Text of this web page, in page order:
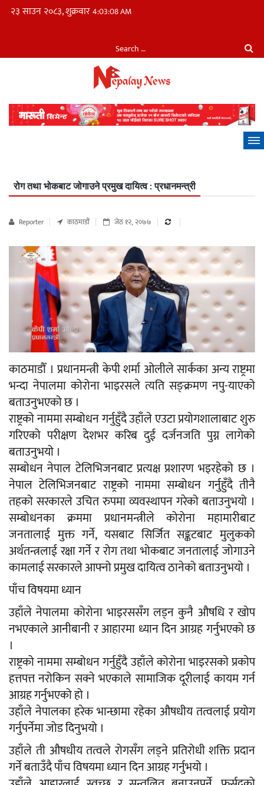
२३ साउन २०८३, शुक्रवार4:03:10 AM
रोग तथा भोकबाट जोगाउने प्रमुख दायित्व : प्रधानमन्त्री
Reporter काठमाडौं जेठ १२, २०७७
काठमाडौँ । प्रधानमन्त्री केपी शर्मा ओलीले सार्कका अन्य राष्ट्रमा
भन्दा नेपालमा कोरोना भाइरसले त्यति सङ्क्रमण नपु-याएको
बताउनुभएको छ ।
राष्ट्रको नाममा सम्बोधन गर्नुहुँदै उहाँले एउटा प्रयोगशालाबाट शुरु
गरिएको परीक्षण देशभर करिब दुई दर्जनजति पुग्न लागेको
बताउनुभयो ।
सम्बाेधन नेपाल टेलिभिजनबाट प्रत्यक्ष प्रशारण भइरहेको छ ।
नेपाल टेलिभिजनबाट राष्ट्रको नाममा सम्बोधन गर्नुहुँदै तीनै
तहको सरकारले उचित रुपमा व्यवस्थापन गरेको बताउनुभयो ।
सम्बाेधनका क्रममा प्रधानमन्त्रीले कोरोना महामारीबाट
जनतालाई मुक्त गर्ने, यसबाट सिर्जित सङ्कटबाट मुलुकको
अर्थतन्त्रलाई रक्षा गर्ने र रोग तथा भोकबाट जनतालाई जोगाउने
कामलाई सरकारले आफ्नो प्रमुख दायित्व ठानेको बताउनुभयाे ।
पाँच विषयमा ध्यान
उहाँले नेपालमा कोरोना भाइरससँग लड्न कुनै औषधि र खोप
नभएकाले आनीबानी र आहारमा ध्यान दिन आग्रह गर्नुभएको छ
।
राष्ट्रको नाममा सम्बोधन गर्नुहुँदै उहाँले कोरोना भाइरसकाे प्रकाेप
हत्तपत्त नरोकिन सक्ने भएकाले सामाजिक दूरीलाई कायम गर्न
आग्रह गर्नुभएको हो ।
उहाँले नेपालका हरेक भान्छामा रहेका औषधीय तत्वलाई प्रयोग
गर्नुपर्नेमा जोड दिनुभयो ।
उहाँले ती औषधीय तत्वले रोगसँग लड्ने प्रतिरोधी शक्ति प्रदान
गर्ने बताउँदै पाँच विषयमा ध्यान दिन आग्रह गर्नुभयो ।